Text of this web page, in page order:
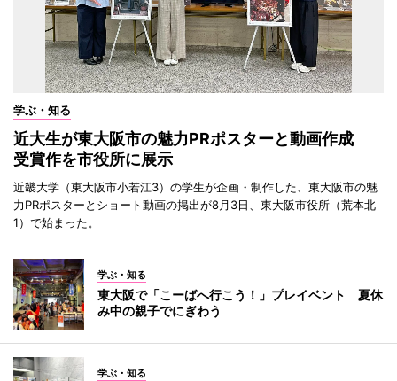
学ぶ・知る
近大生が東大阪市の魅力PRポスターと動画作成
受賞作を市役所に展示
近畿大学（東大阪市小若江3）の学生が企画・制作した、東大阪市の魅
力PRポスターとショート動画の掲出が8月3日、東大阪市役所（荒本北
1）で始まった。
学ぶ・知る
東大阪で「こーばへ行こう！」プレイベント 夏休
み中の親子でにぎわう
学ぶ・知る